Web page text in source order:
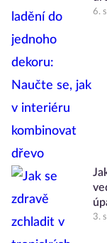
6.
3.